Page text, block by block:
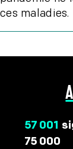
ces maladies.
57 001
75 000